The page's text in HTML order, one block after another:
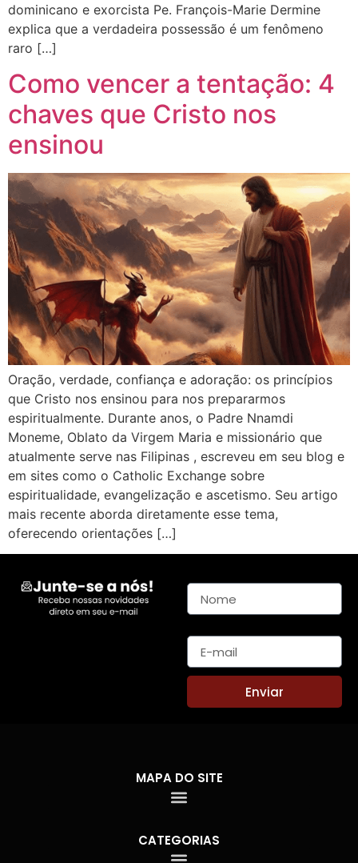
dominicano e exorcista Pe. François-Marie Dermine
explica que a verdadeira possessão é um fenômeno
raro […]
Como vencer a tentação: 4
chaves que Cristo nos
ensinou
Oração, verdade, confiança e adoração: os princípios
que Cristo nos ensinou para nos prepararmos
espiritualmente. Durante anos, o Padre Nnamdi
Moneme, Oblato da Virgem Maria e missionário que
atualmente serve nas Filipinas , escreveu em seu blog e
em sites como o Catholic Exchange sobre
espiritualidade, evangelização e ascetismo. Seu artigo
mais recente aborda diretamente esse tema,
oferecendo orientações […]
Enviar
MAPA DO SITE
CATEGORIAS